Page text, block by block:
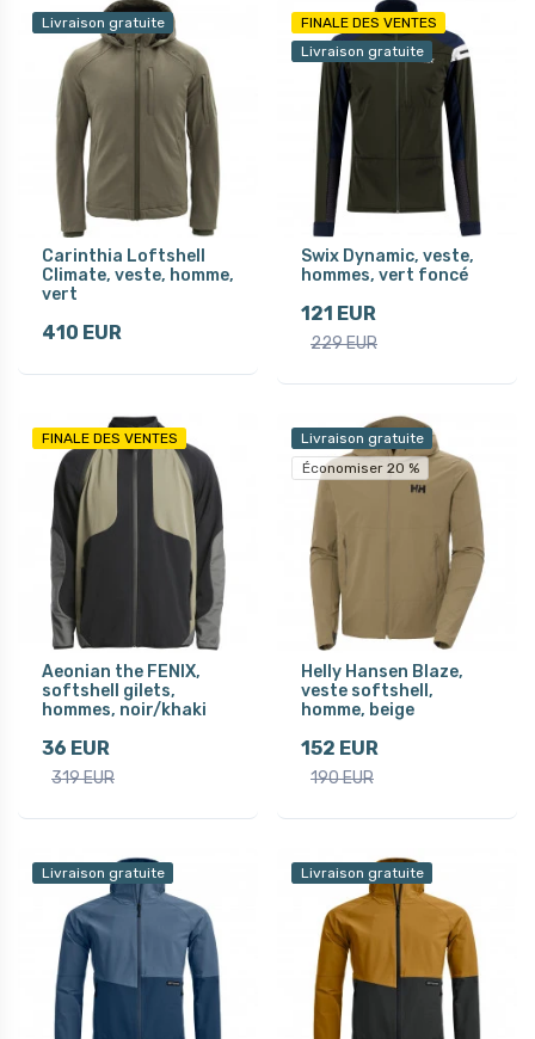
Livraison gratuite
Carinthia Loftshell
Climate, veste, homme,
vert
410 EUR
FINALE DES VENTES
Livraison gratuite
Swix Dynamic, veste,
hommes, vert foncé
121 EUR
229 EUR
FINALE DES VENTES
Aeonian the FENIX,
softshell gilets,
hommes, noir/khaki
36 EUR
319 EUR
Livraison gratuite
Économiser 20 %
Helly Hansen Blaze,
veste softshell,
homme, beige
152 EUR
190 EUR
Livraison gratuite Livraison gratuite